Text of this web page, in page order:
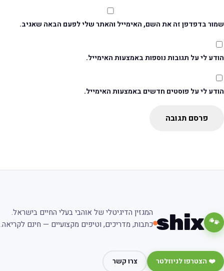
בדפדפן זה את השם, האימייל והאתר שלי לפעם הבאה שאגיב.
לי על תגובות נוספות באמצעות האימייל.
לי על פוסטים חדשים באמצעות האימייל.
פרסם תגובה
🐾
shix
המגזין הדיגיטלי של אוהבי בעלי החיים בישראל.
כתבות, מדריכים, וטיפים מקצועיים — חינם לקריאה.
❤️ הצטרפו לניוזלטר צרו קשר